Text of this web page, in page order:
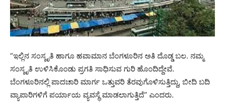
“ಇಲ್ಲಿನ ಸಂಸ್ಕೃತಿ ಹಾಗೂ ಹವಾಮಾನ ಬೆಂಗಳೂರಿನ ಅತಿ ದೊಡ್ಡ ಬಲ. ನಮ್ಮ
ಸಂಸ್ಕೃತಿ ಉಳಿಸಿಕೊಂಡು ಪ್ರಗತಿ ಸಾಧಿಸುವ ಗುರಿ ಹೊಂದಿದ್ದೇವೆ.
ಬೆಂಗಳೂರಿನಲ್ಲಿ ಪಾದಚಾರಿ ಮಾರ್ಗ ಒತ್ತುವರಿ ತೆರವುಗೊಳಿಸುತ್ತಿದ್ದು, ಬೀದಿ ಬದಿ
ವ್ಯಾಪಾರಿಗಳಿಗೆ ಪರ್ಯಾಯ ವ್ಯವಸ್ಥೆ ಮಾಡಲಾಗುತ್ತಿದೆ” ಎಂದರು.